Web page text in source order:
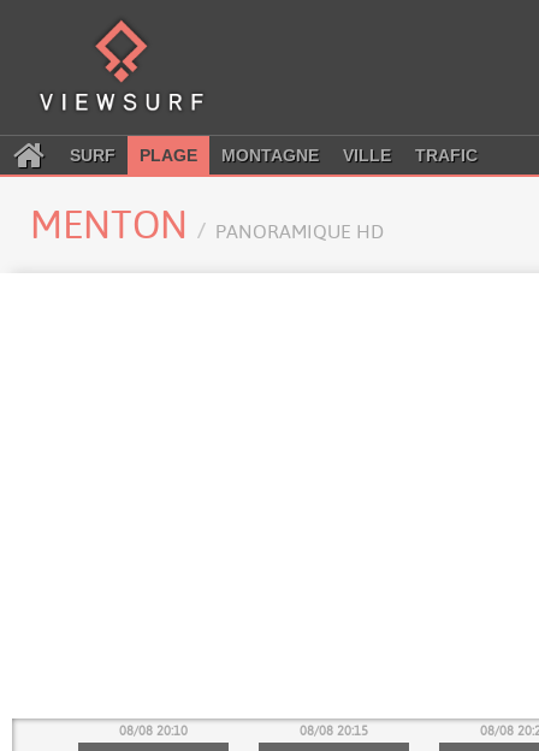
SURF PLAGE MONTAGNE VILLE TRAFIC
MENTON PANORAMIQUE HD
08/08 20:10 08/08 20:15 08/08